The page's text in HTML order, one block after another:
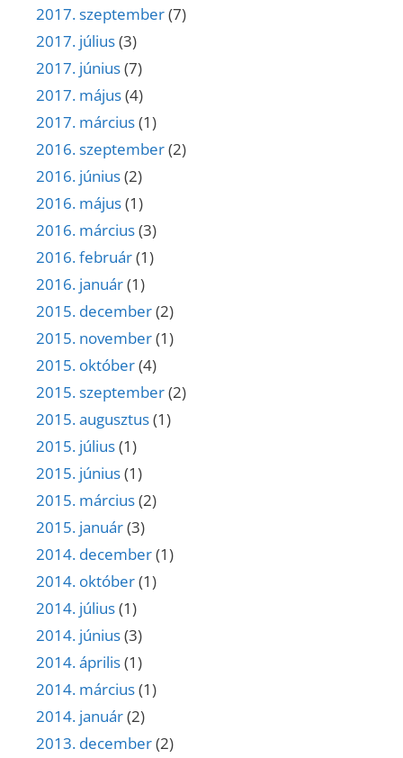
2017. szeptember(7)
2017. július(3)
2017. június(7)
2017. május(4)
2017. március(1)
2016. szeptember(2)
2016. június(2)
2016. május(1)
2016. március(3)
2016. február(1)
2016. január(1)
2015. december(2)
2015. november(1)
2015. október(4)
2015. szeptember(2)
2015. augusztus(1)
2015. július(1)
2015. június(1)
2015. március(2)
2015. január(3)
2014. december(1)
2014. október(1)
2014. július(1)
2014. június(3)
2014. április(1)
2014. március(1)
2014. január(2)
2013. december(2)